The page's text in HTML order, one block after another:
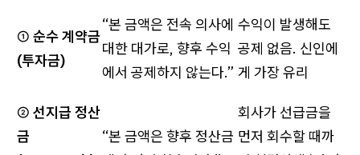
① 순수 계약금
(투자금)
“본 금액은 전속 의사에
대한 대가로, 향후 수익
에서 공제하지 않는다.”
수익이 발생해도
공제 없음. 신인에
게 가장 유리
② 선지급 정산
금
“본 금액은 향후 정산금
회사가 선급금을
먼저 회수할 때까